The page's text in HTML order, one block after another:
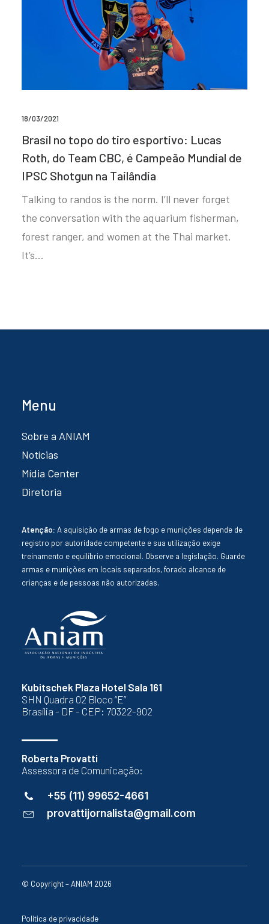
18/03/2021
Brasil no topo do tiro esportivo: Lucas
Roth, do Team CBC, é Campeão Mundial de
IPSC Shotgun na Tailândia
Talking to randos is the norm. I’ll never forget
the conversation with the aquarium fisherman,
forest ranger, and women at the Thai market.
It’s…
Kubitschek Plaza Hotel Sala 161
SHN Quadra 02 Bloco “E”
Brasília - DF - CEP: 70322-902
Roberta Provatti
Assessora de Comunicação:
+55 (11) 99652-4661
provattijornalista@gmail.com
Menu
Sobre a ANIAM
Notícias
Mídia Center
Diretoria
Atenção: A aquisição de armas de fogo e munições depende de
registro por autoridade competente e sua utilização exige
treinamento e equilíbrio emocional. Observe a legislação. Guarde
armas e munições em locais separados, forado alcance de
crianças e de pessoas não autorizadas.
© Copyright – ANIAM 2026
Política de privacidade